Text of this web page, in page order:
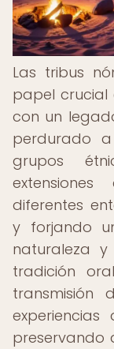
Las tribus
papel crucial
con un
perdurado
grupos
diferentes
y forjando
naturaleza
tradición
transmisión
preservando